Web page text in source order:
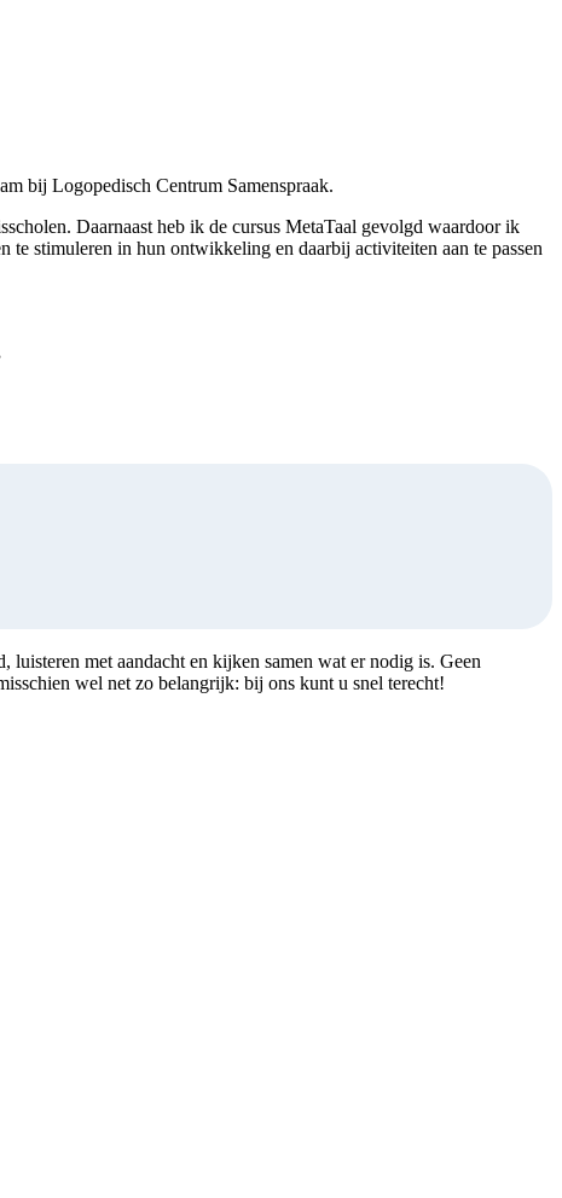
bij Logopedisch Centrum Samenspraak.
Daarnaast heb ik de cursus MetaTaal gevolgd waardoor ik
stimuleren in hun ontwikkeling en daarbij activiteiten aan te passen
met aandacht en kijken samen wat er nodig is. Geen
wel net zo belangrijk: bij ons kunt u snel terecht!